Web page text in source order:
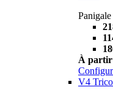
À partir
V4